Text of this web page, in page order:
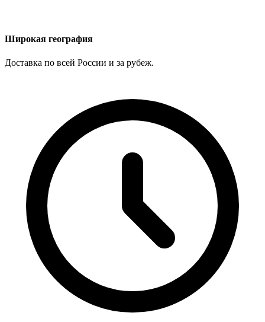
Широкая география
Доставка по всей России и за рубеж.